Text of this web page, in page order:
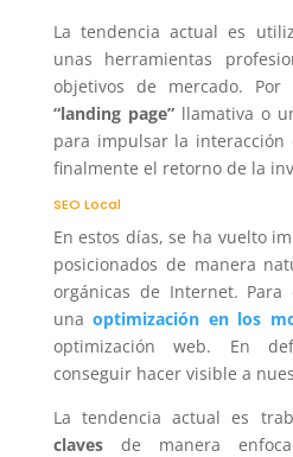
La tendencia actual es
unas herramientas
objetivos de mercado. Por
“landing page” llamativa o
para impulsar la
finalmente el retorno de la
SEO Local
En estos días, se ha vuelto
posicionados de manera
orgánicas de Internet.
unaoptimización en los
optimización web. En
conseguir hacer visible a
La tendencia actual es
clavesde manera